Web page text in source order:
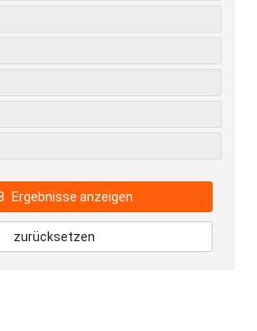
Ergebnisse anzeigen
zurücksetzen